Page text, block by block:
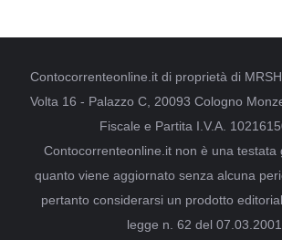
Contocorrenteonline.it di proprietà di
Volta 16 - Palazzo C, 20093 Cologno
Fiscale e Partita I.V.A.
Contocorrenteonline.it non è una testata
quanto viene aggiornato senza alcuna
pertanto considerarsi un prodotto
legge n. 62 del 07.03.2001